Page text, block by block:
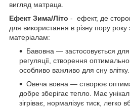
вигляд матраца.
Ефект Зима/Літо - ефект, де
для використання в різну пору
матеріалам:
Бавовна — застосовується для
регуляції, створення
особливо важливо для сну влітку.
Овеча вовна — створює
добре зберігає тепло. Має
зігріває, нормалізує тиск, легко